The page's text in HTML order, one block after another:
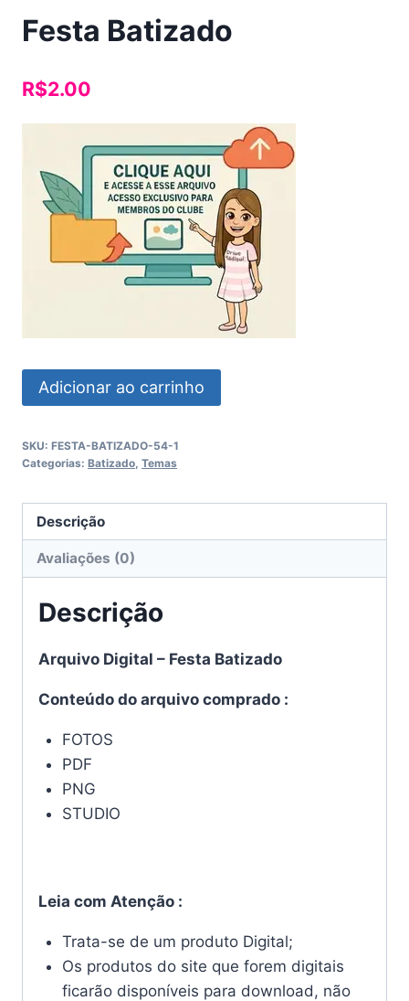
Festa Batizado
R$2.00
Festa
Batizado
Adicionar ao carrinho
SKU: FESTA-BATIZADO-54-1
Categorias: Batizado Temas
Descrição
Avaliações (0)
Descrição
Arquivo Digital – Festa Batizado
Conteúdo do arquivo comprado :
FOTOS
PDF
PNG
STUDIO
Leia com Atenção :
Trata-se de um produto Digital;
Os produtos do site que forem digitais
ficarão disponíveis para download, não